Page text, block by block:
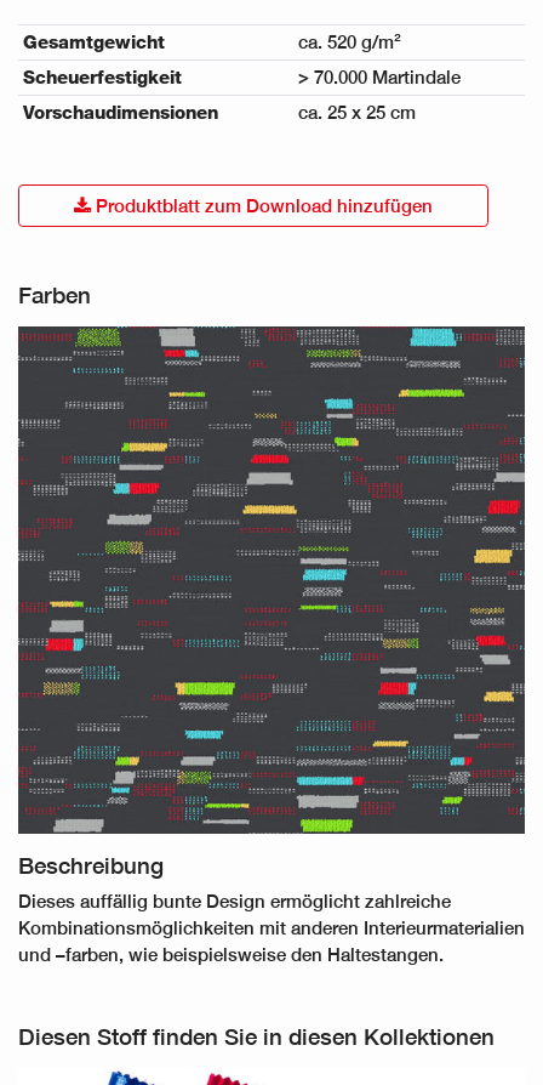
Gesamtgewicht
ca. 520 g/m²
Scheuerfestigkeit
> 70.000 Martindale
Vorschaudimensionen
ca. 25 x 25 cm
Produktblatt zum Download hinzufügen
Farben
Beschreibung
Dieses auffällig bunte Design ermöglicht zahlreiche
Kombinationsmöglichkeiten mit anderen Interieurmaterialien
und –farben, wie beispielsweise den Haltestangen.
Diesen Stoff finden Sie in diesen Kollektionen